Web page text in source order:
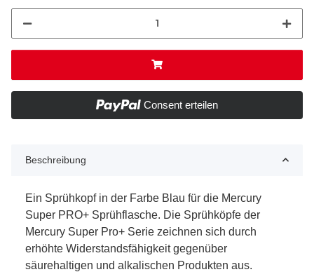
Consent erteilen
Beschreibung
Ein Sprühkopf in der Farbe Blau für die Mercury
Super PRO+ Sprühflasche. Die Sprühköpfe der
Mercury Super Pro+ Serie zeichnen sich durch
erhöhte Widerstandsfähigkeit gegenüber
säurehaltigen und alkalischen Produkten aus.